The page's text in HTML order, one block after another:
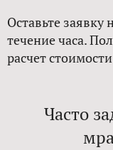
Оставьте заявку
течение часа.
расчет
Часто